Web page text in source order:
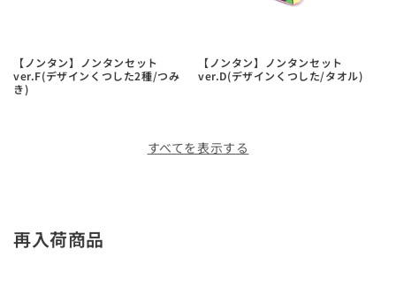
【ノンタン】ノンタンセット
ver.F(デザインくつした2種/つみ
き)
【ノンタン】ノンタンセット
ver.D(デザインくつした/タオル)
すべてを表示する
再入荷商品